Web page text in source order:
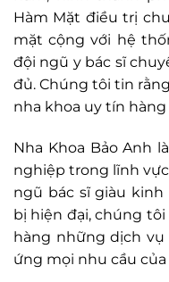
Hàm Mặt điều trị
mặt cộng với hệ
đội ngũ y bác sĩ
đủ. Chúng tôi tin
nha khoa uy tín
Nha Khoa Bảo Anh
nghiệp trong lĩnh
ngũ bác sĩ giàu
bị hiện đại, chúng
hàng những dịch vụ
ứng mọi nhu cầu